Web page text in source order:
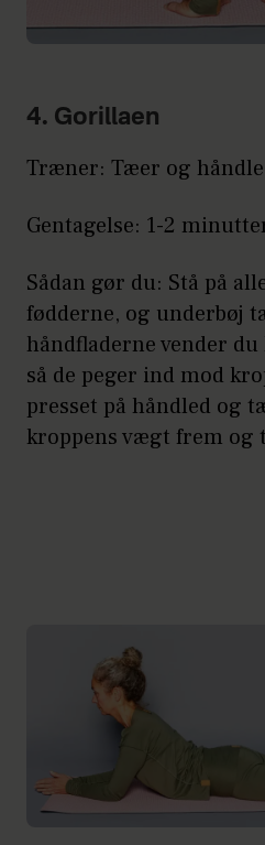
4. Gorillaen
Træner: Tæer og
Gentagelse: 1-2
Sådan gør du: Stå på
fødderne, og underbøj
håndfladerne vender
så de peger ind mod
presset på håndled og
kroppens vægt frem og